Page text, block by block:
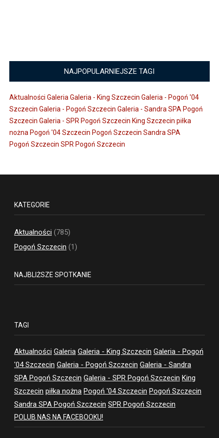
NAJPOPULARNIEJSZE TAGI
Aktualności Galeria Galeria - King Szczecin Galeria - Pogoń '04
Szczecin Galeria - Pogoń Szczecin Galeria - Sandra SPA Pogoń
Szczecin Galeria - SPR Pogoń Szczecin King Szczecin piłka
nożna Pogoń '04 Szczecin Pogoń Szczecin Sandra SPA
Pogoń Szczecin SPR Pogoń Szczecin
KATEGORIE
Aktualności (785)
Pogoń Szczecin (1)
NAJBLIŻSZE SPOTKANIE
TAGI
Aktualności Galeria Galeria - King Szczecin Galeria - Pogoń
'04 Szczecin Galeria - Pogoń Szczecin Galeria - Sandra
SPA Pogoń Szczecin Galeria - SPR Pogoń Szczecin King
Szczecin piłka nożna Pogoń '04 Szczecin Pogoń Szczecin
Sandra SPA Pogoń Szczecin SPR Pogoń Szczecin
POLUB NAS NA FACEBOOKU!